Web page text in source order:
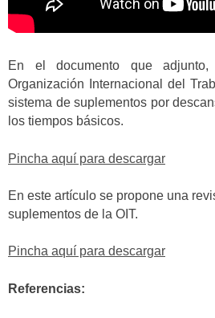
En el documento que
Organización Internacional del
sistema de suplementos por
los tiempos básicos.
Pincha aquí para descargar
En este artículo se propone una
suplementos de la OIT.
Pincha aquí para descargar
Referencias: